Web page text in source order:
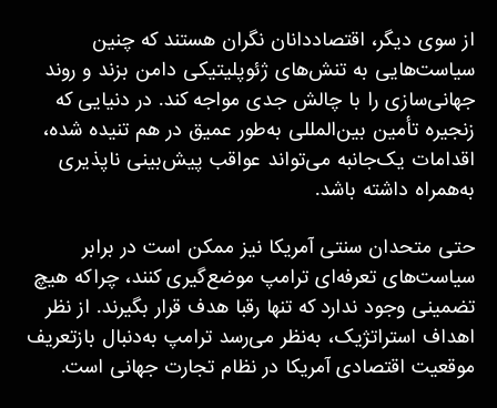
از سوی دیگر، اقتصاددانان نگران هستند که چنین
سیاست‌هایی به تنش‌های ژئوپلیتیکی دامن بزند و روند
جهانی‌سازی را با چالش جدی مواجه کند. در دنیایی که
زنجیره تأمین بین‌المللی به‌طور عمیق در هم تنیده شده،
اقدامات یک‌جانبه می‌تواند عواقب پیش‌بینی‌ ناپذیری
به‌همراه داشته باشد.
حتی متحدان سنتی آمریکا نیز ممکن است در برابر
سیاست‌های تعرفه‌ای ترامپ موضع‌گیری کنند، چراکه هیچ
تضمینی وجود ندارد که تنها رقبا هدف قرار بگیرند. از نظر
اهداف استراتژیک، به‌نظر می‌رسد ترامپ به‌دنبال بازتعریف
موقعیت اقتصادی آمریکا در نظام تجارت جهانی است.